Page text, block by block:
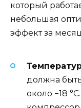
который
небольшая
эффект за
должна
около −18